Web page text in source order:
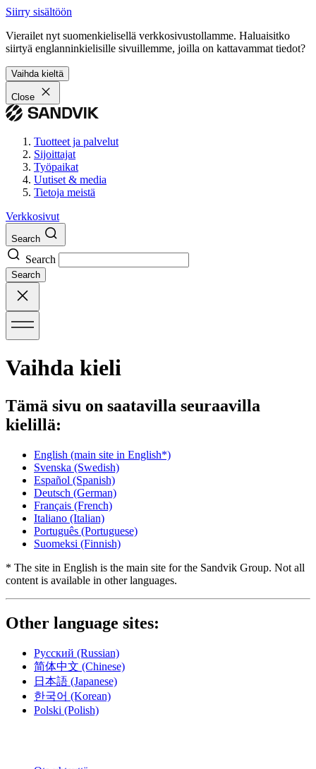
Siirry sisältöön
Vierailet nyt suomenkielisellä verkkosivustollamme. Haluaisitko
siirtyä englanninkielisille sivuillemme, joilla on kattavammat tiedot?
Vaihda kieltä
Close
Tuotteet ja palvelut
Sijoittajat
Työpaikat
Uutiset & media
Tietoja meistä
Verkkosivut
Search
Search
Search
Vaihda kieli
Tämä sivu on saatavilla seuraavilla
kielillä:
English (main site in English*)
Svenska (Swedish)
Español (Spanish)
Deutsch (German)
Français (French)
Italiano (Italian)
Português (Portuguese)
Suomeksi (Finnish)
* The site in English is the main site for the Sandvik Group. Not all
content is available in other languages.
Other language sites:
Русский (Russian)
简体中文 (Chinese)
日本語 (Japanese)
한국어 (Korean)
Polski (Polish)